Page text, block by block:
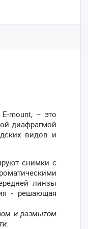
mount, – это
диафрагмой
видов и
снимки с
линзы
- решающая
и размытом